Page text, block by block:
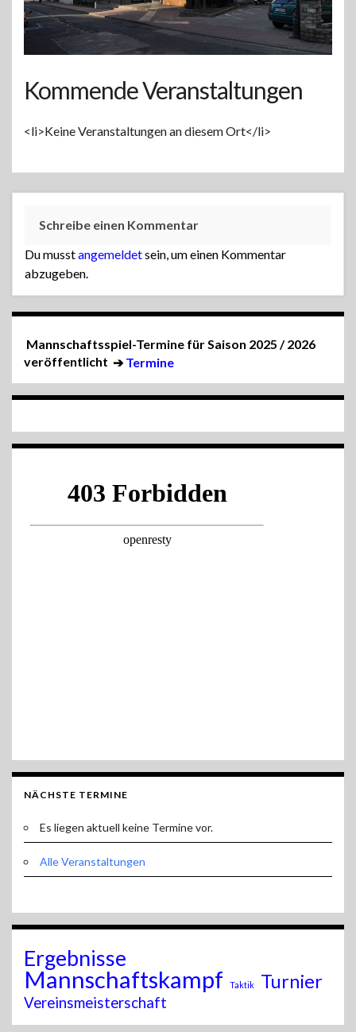
Kommende Veranstaltungen
<li>Keine Veranstaltungen an diesem Ort</li>
Schreibe einen Kommentar
Du musstangemeldetsein, um einen Kommentar
abzugeben.
Mannschaftsspiel-Termine für Saison 2025 / 2026
veröffentlicht ➔Termine
NÄCHSTE TERMINE
Es liegen aktuell keine Termine vor.
Alle Veranstaltungen
Ergebnisse
Mannschaftskampf Taktik Turnier
Vereinsmeisterschaft